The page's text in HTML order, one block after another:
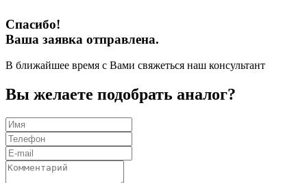
Спасибо!
Ваша заявка отправлена.
В ближайшее время с Вами свяжеться наш консультант
Вы желаете подобрать аналог?